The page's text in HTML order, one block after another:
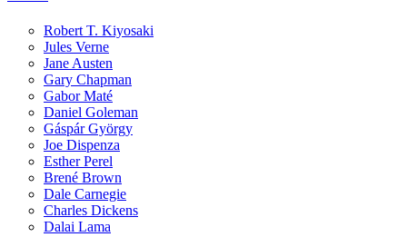
Robert T. Kiyosaki
Jules Verne
Jane Austen
Gary Chapman
Gabor Maté
Daniel Goleman
Gáspár György
Joe Dispenza
Esther Perel
Brené Brown
Dale Carnegie
Charles Dickens
Dalai Lama